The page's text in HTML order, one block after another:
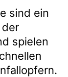
sind ein
spielen